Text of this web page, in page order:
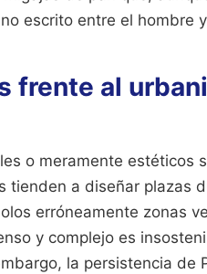
escrito entre el hombre
frente al
o meramente estéticos
tienden a diseñar plazas
erróneamente zonas
y complejo es
la persistencia de